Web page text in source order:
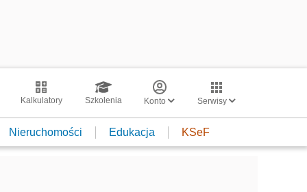
Kalkulatory Szkolenia Konto Serwisy
Nieruchomości Edukacja KSeF